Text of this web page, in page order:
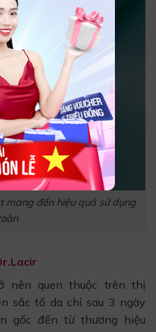
mang đến hiệu quả sử dụng
nên quen thuộc trên thị
sắc tố da chỉ sau 3 ngày
gốc đến từ thương hiệu